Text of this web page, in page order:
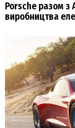
Porsche разом з
виробництва